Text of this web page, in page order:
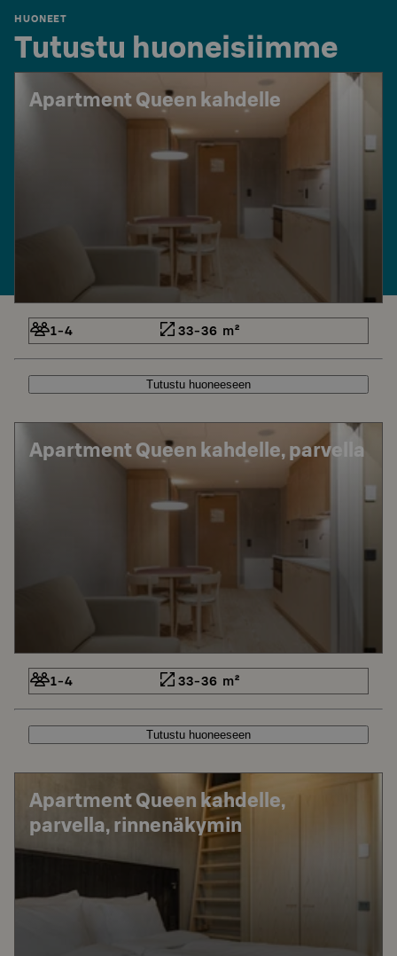
HUONEET
Tutustu huoneisiimme
Apartment Queen kahdelle
1-4 33-36 m²
Tutustu huoneeseen
Apartment Queen kahdelle, parvella
1-4 33-36 m²
Tutustu huoneeseen
Apartment Queen kahdelle,
parvella, rinnenäkymin